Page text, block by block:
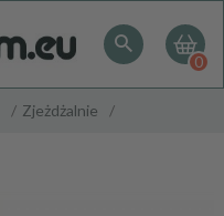
0
Zjeżdżalnie